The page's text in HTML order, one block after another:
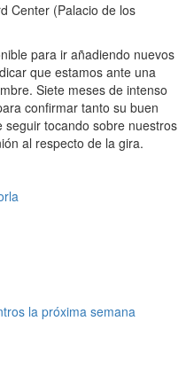
Center (Palacio de los
para ir añadiendo nuevos
que estamos ante una
Siete meses de intenso
confirmar tanto su buen
tocando sobre nuestros
al respecto de la gira.
la próxima semana